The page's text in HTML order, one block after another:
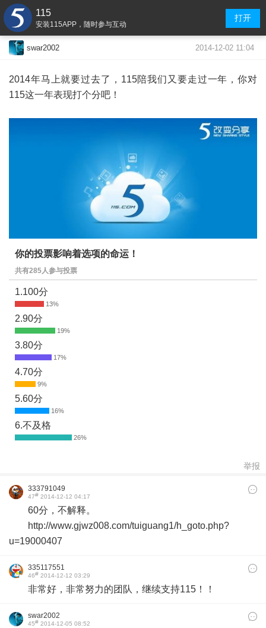
115
安装115APP，随时参与互动
打开
swar2002 2014-12-02 11:04
2014年马上就要过去了，115陪我们又要走过一年，你对
115这一年表现打个分吧！
你的投票影响着选项的命运！
共有285人参与投票
1.100分
2.90分
3.80分
4.70分
5.60分
6.不及格
举报
333791049
47# 2014-12-12 04:17
60分，不解释。
http://www.gjwz008.com/tuiguang1/h_goto.php?
u=19000407
335117551
46# 2014-12-12 03:29
非常好，非常努力的团队，继续支持115！！
swar2002
45# 2014-12-05 08:52